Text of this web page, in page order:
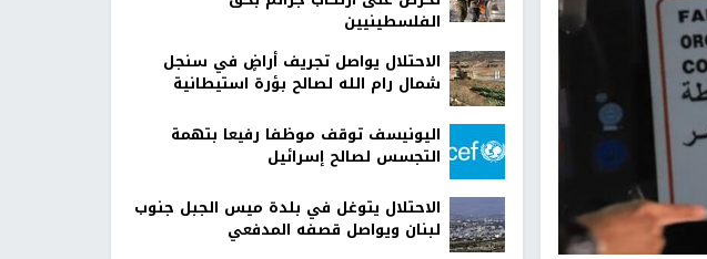
الفلسطينيين
الاحتلال يواصل تجريف أراضٍ في سنجل
شمال رام الله لصالح بؤرة استيطانية
اليونيسف توقف موظفا رفيعا بتهمة
التجسس لصالح إسرائيل
الاحتلال يتوغل في بلدة ميس الجبل جنوب
لبنان ويواصل قصفه المدفعي